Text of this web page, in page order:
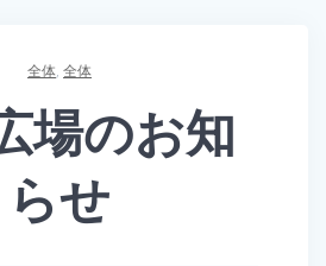
全体, 全体
場のお知
らせ